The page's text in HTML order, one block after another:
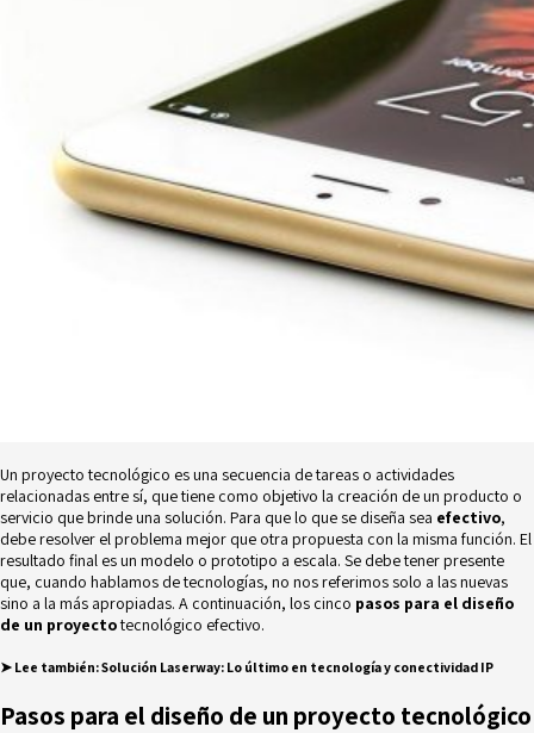
Un proyecto tecnológico es una secuencia de tareas o actividades
relacionadas entre sí, que tiene como objetivo la creación de un producto o
servicio que brinde una solución. Para que lo que se diseña sea efectivo,
debe resolver el problema mejor que otra propuesta con la misma función. El
resultado final es un modelo o prototipo a escala. Se debe tener presente
que, cuando hablamos de tecnologías, no nos referimos solo a las nuevas
sino a la más apropiadas. A continuación, los cinco pasos para el diseño
de un proyectotecnológico efectivo.
➤ Lee también:Solución Laserway: Lo último en tecnología y conectividad IP
Pasos para el diseño de un proyecto tecnológico